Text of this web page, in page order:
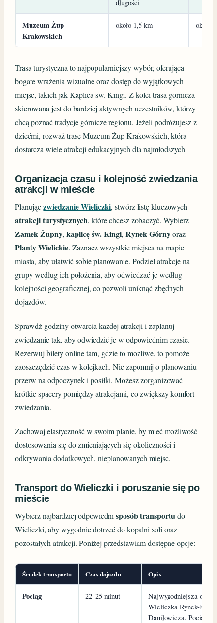
długości
Muzeum Żup
Krakowskich
około 1,5 km około
Trasa turystyczna to najpopularniejszy wybór, oferująca
bogate wrażenia wizualne oraz dostęp do wyjątkowych
miejsc, takich jak Kaplica św. Kingi. Z kolei trasa górnicza
skierowana jest do bardziej aktywnych uczestników, którzy
chcą poznać tradycje górnicze regionu. Jeżeli podróżujesz z
dziećmi, rozważ trasę Muzeum Żup Krakowskich, która
dostarcza wiele atrakcji edukacyjnych dla najmłodszych.
Organizacja czasu i kolejność zwiedzania
atrakcji w mieście
Planujączwiedzanie Wieliczki, stwórz listę kluczowych
atrakcji turystycznych, które chcesz zobaczyć. Wybierz
Zamek Żupny,kaplicę św. Kingi,Rynek Górnyoraz
Planty Wielickie. Zaznacz wszystkie miejsca na mapie
miasta, aby ułatwić sobie planowanie. Podziel atrakcje na
grupy według ich położenia, aby odwiedzać je według
kolejności geograficznej, co pozwoli uniknąć zbędnych
dojazdów.
Sprawdź godziny otwarcia każdej atrakcji i zaplanuj
zwiedzanie tak, aby odwiedzić je w odpowiednim czasie.
Rezerwuj bilety online tam, gdzie to możliwe, to pomoże
zaoszczędzić czas w kolejkach. Nie zapomnij o planowaniu
przerw na odpoczynek i posiłki. Możesz zorganizować
krótkie spacery pomiędzy atrakcjami, co zwiększy komfort
zwiedzania.
Zachowaj elastyczność w swoim planie, by mieć możliwość
dostosowania się do zmieniających się okoliczności i
odkrywania dodatkowych, nieplanowanych miejsc.
Transport do Wieliczki i poruszanie się po
mieście
Wybierz najbardziej odpowiednisposób transportudo
Wieliczki, aby wygodnie dotrzeć do kopalni soli oraz
pozostałych atrakcji. Poniżej przedstawiam dostępne opcje:
Środek transportu Czas dojazdu Opis
Pociąg 22–25 minut
Najwygodniejsza
Wieliczka Rynek-
Daniłowicza. Pociągi